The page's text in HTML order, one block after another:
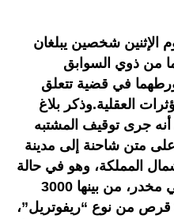
الإثنين شخصين يبلغان
أحدهما من ذوي السوابق
في قضية تتعلق
العقلية.وذكر بلاغ
أنه جرى توقيف المشتبه
متن شاحنة إلى مدينة
المملكة، وهو في حالة
تلبس بتسليم 5415 قرص طبي مخدر، من بينها 3000
قرص من نوع “زيبام” و2415 قرص من نوع “ريفوتريل”،